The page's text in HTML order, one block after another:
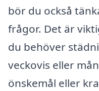
bör du också
frågor. Det är
du behöver
veckovis eller
önskemål eller